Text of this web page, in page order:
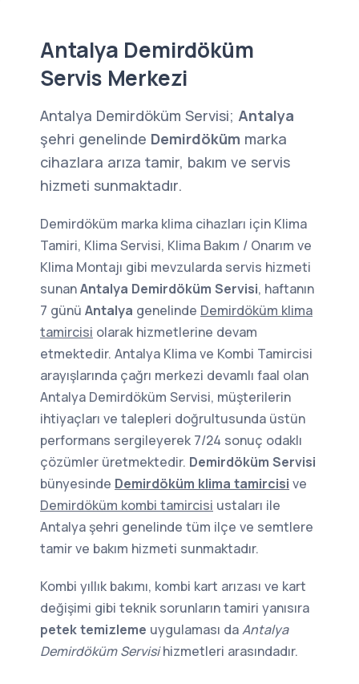
Antalya Demirdöküm
Servis Merkezi
Antalya Demirdöküm Servisi; Antalya
şehri genelinde Demirdöküm marka
cihazlara arıza tamir, bakım ve servis
hizmeti sunmaktadır.
Demirdöküm marka klima cihazları için Klima
Tamiri, Klima Servisi, Klima Bakım / Onarım ve
Klima Montajı gibi mevzularda servis hizmeti
sunanAntalya Demirdöküm Servisi, haftanın
7 günü Antalya genelinde Demirdöküm klima
tamircisi olarak hizmetlerine devam
etmektedir. Antalya Klima ve Kombi Tamircisi
arayışlarında çağrı merkezi devamlı faal olan
Antalya Demirdöküm Servisi, müşterilerin
ihtiyaçları ve talepleri doğrultusunda üstün
performans sergileyerek 7/24 sonuç odaklı
çözümler üretmektedir. Demirdöküm Servisi
bünyesinde Demirdöküm klima tamircisi ve
Demirdöküm kombi tamircisi ustaları ile
Antalya şehri genelinde tüm ilçe ve semtlere
tamir ve bakım hizmeti sunmaktadır.
Kombi yıllık bakımı, kombi kart arızası ve kart
değişimi gibi teknik sorunların tamiri yanısıra
petek temizleme uygulaması daAntalya
Demirdöküm Servisihizmetleri arasındadır.